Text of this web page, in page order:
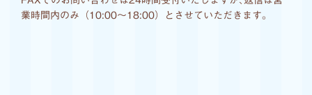
業時間内のみ（10:00〜18:00）とさせていただきます｡